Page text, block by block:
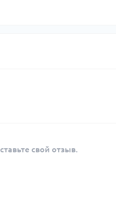
свой отзыв.